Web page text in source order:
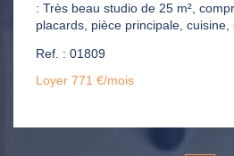
: Très beau studio de 25 m²,
placards, pièce principale, cuisine,
les charges.
Ref. : 01809
Loyer 771 €/mois